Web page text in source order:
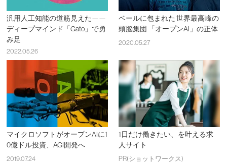
汎用人工知能の道筋見えた——
ディープマインド「Gato」で勇
み足
2022.05.26
ベールに包まれた 世界最高峰の
頭脳集団 「オープンAI」の正体
2020.05.27
マイクロソフトがオープンAIに1
0億ドル投資、AGI開発へ
2019.07.24
1日だけ働きたい、を叶える求
人サイト
PR(ショットワークス)